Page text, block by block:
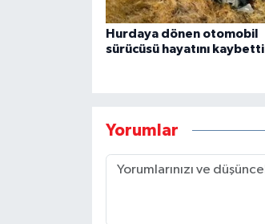
Hurdaya dönen otomobil
sürücüsü hayatını kaybetti
Yorumlar